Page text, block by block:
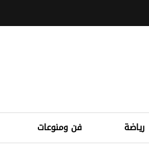
رياضة فن ومنوعات